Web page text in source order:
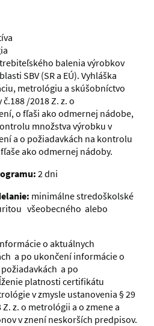
balenia výrobkov
SBV (SR a EÚ). Vyhláška
metrológiu a skúšobníctvo
/2018 Z. z. o
o fľaši ako odmernej nádobe,
množstva výrobku v
a o požiadavkách na kontrolu
ako odmernej nádoby.
2 dni
minimálne stredoškolské
všeobecného alebo
o aktuálnych
a po ukončení informácie o
a po
platnosti certifikátu
v zmysle ustanovenia § 29
z. o metrológii a o zmene a
v znení neskorších predpisov.